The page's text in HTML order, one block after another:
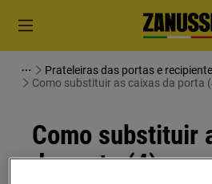
Prateleiras das
Como substituir as caixas da porta
Como substituir
da porta (4)